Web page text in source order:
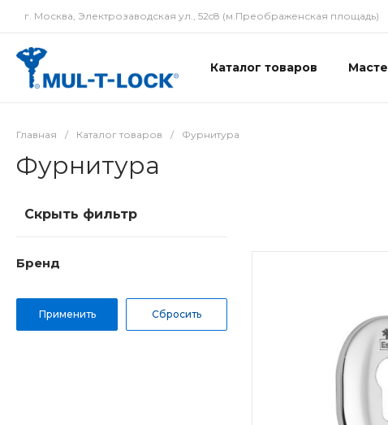
г. Москва, Электрозаводская ул., 52c8 (м.Преображенская площадь)
Каталог товаров
Главная / Каталог товаров / Фурнитура
Фурнитура
Скрыть фильтр
Бренд